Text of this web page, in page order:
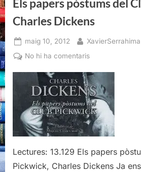
Charles Dickens
Posted
on
maig 10, 2012 By
XavierSerrahima
No hi ha comentarisa
papers
pòstums
del
Club
Pickwick,
Charles
Dickens
Lectures: 13.129 Els papers
Pickwick, Charles Dickens Ja